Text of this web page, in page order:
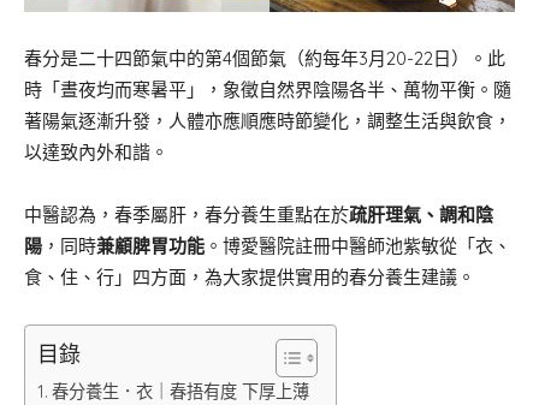
春分是二十四節氣中的第4個節氣（約每年3月20-22日）。此
時「晝夜均而寒暑平」，象徵自然界陰陽各半、萬物平衡。隨
著陽氣逐漸升發，人體亦應順應時節變化，調整生活與飲食，
以達致內外和諧。
中醫認為，春季屬肝，春分養生重點在於疏肝理氣、調和陰
陽 ，同時兼顧脾胃功能 。博愛醫院註冊中醫師池紫敏從「衣、
食、住、行」四方面，為大家提供實用的春分養生建議。
目錄
春分養生．衣｜春捂有度 下厚上薄